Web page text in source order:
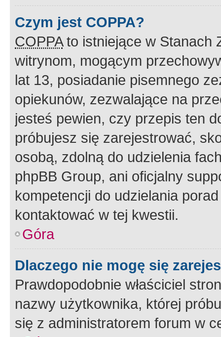
Czym jest COPPA?
COPPAto istniejące w Stanach
witrynom, mogącym
lat 13, posiadanie pisemnego
opiekunów, zezwalające na
jesteś pewien, czy przepis ten
próbujesz się zarejestrować,
osobą, zdolną do udzielenia
phpBB Group, ani oficjalny
kompetencji do udzielania
kontaktować w tej kwestii.
Góra
Dlaczego nie mogę się
Prawdopodobnie właściciel
nazwy użytkownika, której
się z administratorem forum w